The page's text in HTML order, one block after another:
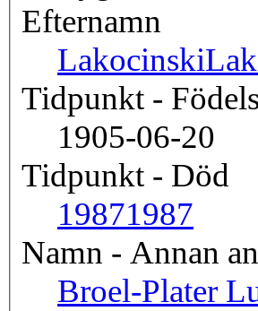
Efternamn
Lakocinski
Tidpunkt -
1905-06-20
Tidpunkt - Död
19871987
Namn - Annan
Broel-Plater